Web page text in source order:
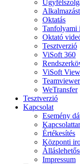
Oktatás
Tanfolyami
Oktató
Tesztverzió
ViSoft 360
ViSoft
Teamviewer
WeTransfer
Tesztverzió
Kapcsolat
Esemény
Értékesítés
Központi
Impressum